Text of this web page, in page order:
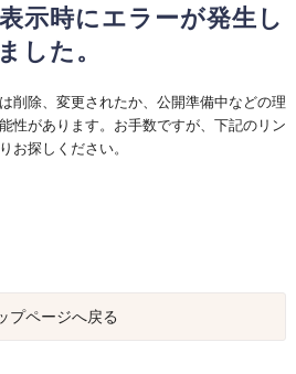
示時にエラーが発生し
ました。
削除、変更されたか、公開準備中などの理
性があります。お手数ですが、下記のリン
お探しください。
プページへ戻る